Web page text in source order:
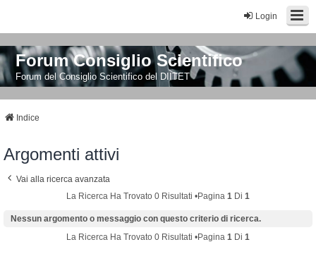
Login
Forum Consiglio Scientifico
Forum del Consiglio Scientifico del DIITET
Indice
Argomenti attivi
Vai alla ricerca avanzata
La Ricerca Ha Trovato 0 Risultati •Pagina 1 Di 1
Nessun argomento o messaggio con questo criterio di ricerca.
La Ricerca Ha Trovato 0 Risultati •Pagina 1 Di 1